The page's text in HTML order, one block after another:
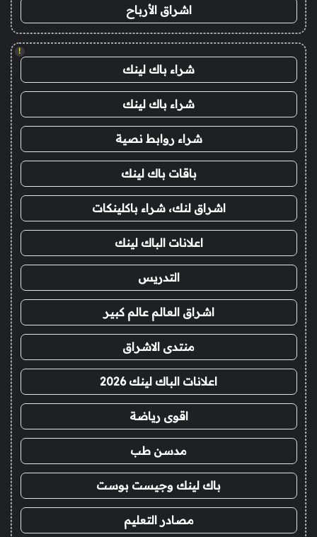
اشراق الأرباح
!
شراء باك لينك
شراء باك لينك
شراء روابط نصية
باقات باك لينك
اشراق لنك، شراء باكلينكات
اعلانات الباك لينك
التدريس
اشراق العالم عالم كبير
منتدى الاشراق
اعلانات الباك لينك 2026
اقوى رياضة
مدسن طب
باك لينك وجيست بوست
مصادر التعليم